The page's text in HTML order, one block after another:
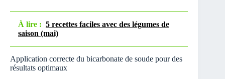
À lire : 5 recettes faciles avec des légumes de
saison (mai)
Application correcte du bicarbonate de soude pour des
résultats optimaux